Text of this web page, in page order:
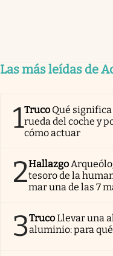
Las más leídas de
1Truco Qué
rueda del coche y
cómo actuar
2Hallazgo
tesoro de la
mar una de las 7
3TrucoLlevar una
aluminio: para